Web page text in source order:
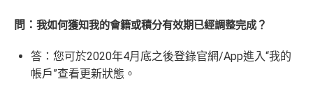
問： 我如何獲知我的會籍或積分有效期已經調整完成？
答：您可於2020年4月底之後登錄官網/App進入“我的
帳戶”查看更新狀態。